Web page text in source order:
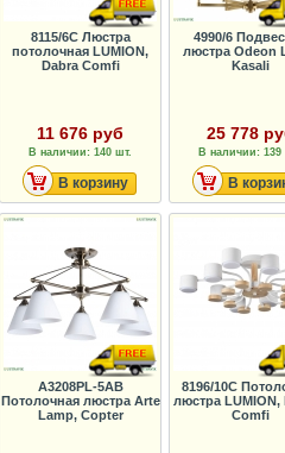
8115/6C Люстра
потолочная LUMION,
Dabra Comfi
11 676 руб
В наличии: 140 шт.
В корзину
4990/6
люстра Odeon
Kasali
25 778
В наличии: 139
В
A3208PL-5AB
Потолочная люстра Arte
Lamp, Copter
8196/10C
люстра LUMION,
Comfi